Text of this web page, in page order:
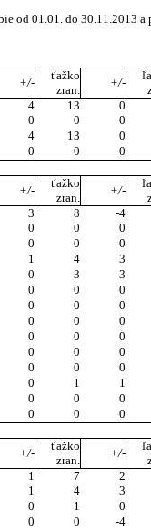
od 01.01. do 30.11.2013
+/-
ťažko
zran.
+/-
4 13 0
0 0 0
4 13 0
0 0 0
+/-
ťažko
zran.
+/-
3 8 -4
0 0 0
0 0 0
1 4 3
0 3 3
0 0 0
0 0 0
0 0 0
0 0 0
0 0 0
0 0 0
0 1 1
0 0 0
0 0 0
+/-
ťažko
zran.
+/-
1 7 2
1 4 3
0 1 0
0 0 -4